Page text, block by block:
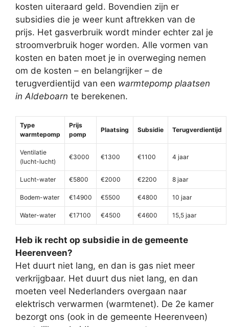
kosten uiteraard geld. Bovendien zijn er
subsidies die je weer kunt aftrekken van de
prijs. Het gasverbruik wordt minder echter zal je
stroomverbruik hoger worden. Alle vormen van
kosten en baten moet je in overweging nemen
om de kosten – en belangrijker – de
terugverdientijd van een warmtepomp plaatsen
in Aldeboarn te berekenen.
Type
warmtepomp
Prijs
pomp
Plaatsing Subsidie Terugverdientijd
Ventilatie
(lucht-lucht)
€3000 €1300 €1100 4 jaar
Lucht-water €5800 €2000 €2200 8 jaar
Bodem-water €14900 €5500 €4800 10 jaar
Water-water €17100 €4500 €4600 15,5 jaar
Heb ik recht op subsidie in de gemeente
Heerenveen?
Het duurt niet lang, en dan is gas niet meer
verkrijgbaar. Het duurt dus niet lang, en dan
moeten veel Nederlanders overgaan naar
elektrisch verwarmen (warmtenet). De 2e kamer
bezorgt ons (ook in de gemeente Heerenveen)